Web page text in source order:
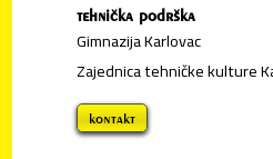
tehnička podrška
Gimnazija Karlovac
Zajednica tehničke kulture
kontakt